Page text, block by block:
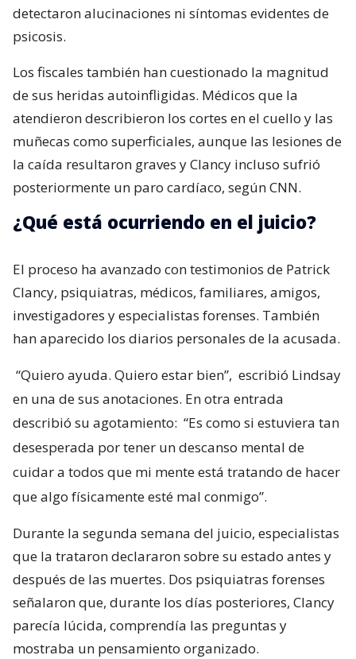
detectaron alucinaciones ni síntomas evidentes de
psicosis.
Los fiscales también han cuestionado la magnitud
de sus heridas autoinfligidas. Médicos que la
atendieron describieron los cortes en el cuello y las
muñecas como superficiales, aunque las lesiones de
la caída resultaron graves y Clancy incluso sufrió
posteriormente un paro cardíaco, según CNN.
¿Qué está ocurriendo en el juicio?
El proceso ha avanzado con testimonios de Patrick
Clancy, psiquiatras, médicos, familiares, amigos,
investigadores y especialistas forenses. También
han aparecido los diarios personales de la acusada.
“Quiero ayuda. Quiero estar bien”, escribió Lindsay
en una de sus anotaciones. En otra entrada
describió su agotamiento: “Es como si estuviera tan
desesperada por tener un descanso mental de
cuidar a todos que mi mente está tratando de hacer
que algo físicamente esté mal conmigo”.
Durante la segunda semana del juicio, especialistas
que la trataron declararon sobre su estado antes y
después de las muertes. Dos psiquiatras forenses
señalaron que, durante los días posteriores, Clancy
parecía lúcida, comprendía las preguntas y
mostraba un pensamiento organizado.